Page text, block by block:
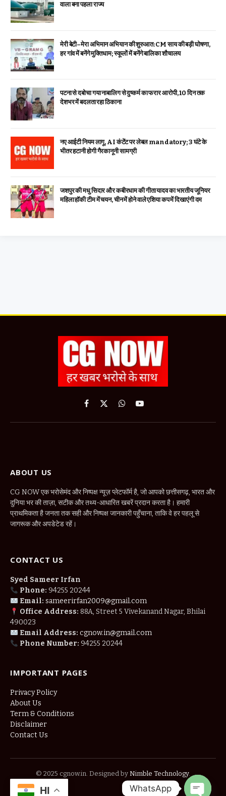
वाला बना पहला राज्य
मेरी बेटी–मेरा अभिमान अभियान की शुरुआत: CM साय की बड़ी घोषणा,
हर गांव में बनेंगे मुक्तिधाम; स्कूलों में बनेंगे बालिका शौचालय
पटना से दबोचा गया नाबालिग से दुष्कर्म का फरार आरोपी, 10 दिन तक
देशभर में बदलता रहा ठिकाना
नए आईटी नियम लागू, AI कंटेंट पर लेबल mandatory; 3 घंटे के
भीतर हटानी होगी गैरकानूनी सामग्री
जशपुर की मधु सिदार और कबीरधाम की गीता यादव का भारतीय जूनियर
महिला हॉकी टीम में चयन, चीन में होने वाले एशिया कप में दिखाएंगी दम
Facebook
X
WhatsApp
YouTube
ABOUT US
CG NOW एक भरोसेमंद और निष्पक्ष न्यूज़ प्लेटफॉर्म है, जो आपको छत्तीसगढ़, भारत और
दुनिया भर की ताज़ा, सटीक और तथ्य-आधारित खबरें प्रदान करता है। हमारी
प्राथमिकता है जनता तक सही और निष्पक्ष जानकारी पहुँचाना, ताकि वे हर पहलू से
जागरूक और अपडेटेड रहें।
CONTACT US
Syed Sameer Irfan
Phone: 94255 20244
Email: sameerirfan2009@gmail.com
Office Address: 88A, Street 5 Vivekanand Nagar, Bhilai
490023
Email Address: cgnow.in@gmail.com
Phone Number: 94255 20244
IMPORTANT PAGES
Privacy Policy
About Us
Term & Conditions
Disclaimer
Contact Us
© 2025 cgnow.in. Designed by Nimble Technology.
HI WhatsApp